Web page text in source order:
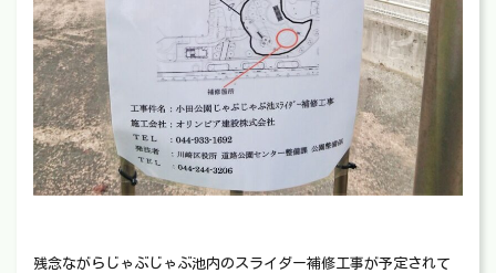
残念ながらじゃぶじゃぶ池内のスライダー補修工事が予定されて